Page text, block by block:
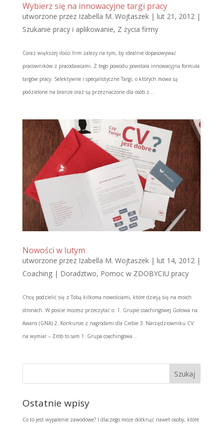
Wybierz się na innowacyjne targi pracy
utworzone przez Izabella M. Wojtaszek| lut 21, 2012|
Szukanie pracy i aplikowanie, Z życia firmy
Coraz większej ilości firm zależy na tym, by idealnie dopasowywać
pracowników z pracodawcami. Z tego powodu powstała innowacyjna formuła
targów pracy. Selektywne i specjalistyczne Targi, o których mowa są
podzielone na branże oraz są przeznaczone dla osób z...
Nowości w lutym
utworzone przez Izabella M. Wojtaszek| lut 14, 2012|
Coaching | Doradztwo, Pomoc w ZDOBYCIU pracy
Chcę podzielić się z Tobą kilkoma nowościami, które dzieją się na moich
stronach. W poście możesz przeczytać o: 1. Grupie coachingowej Gotowa na
Awans (GNA) 2. Konkursie z nagrodami dla Ciebie 3. Narzędziowniku CV
na wymiar – Zrób to sam 1. Grupa coachingowa...
Ostatnie wpisy
Co to jest wypalenie zawodowe? I dlaczego może dotknąć nawet osoby, które